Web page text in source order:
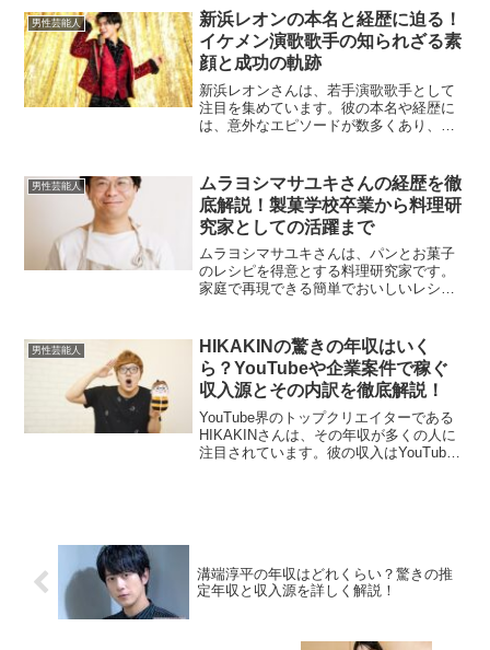
ご紹介します。再婚相手はどんな人？ビ
ートたけしさんの再婚...
男性芸能人
新浜レオンの本名と経歴に迫る！
イケメン演歌歌手の知られざる素
顔と成功の軌跡
新浜レオンさんは、若手演歌歌手として
注目を集めています。彼の本名や経歴に
は、意外なエピソードが数多くあり、彼
での経歴、学生時代の活動、そして歌手
としての活躍まで詳しくご...
男性芸能人
ムラヨシマサユキさんの経歴を徹
底解説！製菓学校卒業から料理研
究家としての活躍まで
ムラヨシマサユキさんは、パンとお菓子
のレシピを得意とする料理研究家です。
家庭で再現できる簡単でおいしいレシピ
て深掘りして解説します。製菓学校卒業
後のキャリアは？ムラヨシ...
男性芸能人
HIKAKINの驚きの年収はいく
ら？YouTubeや企業案件で稼ぐ
収入源とその内訳を徹底解説！
YouTube界のトップクリエイターである
HIKAKINさんは、その年収が多くの人に
注目されています。彼の収入はYouTube
溝端淳平の年収はどれくらい？驚きの推
定年収と収入源を詳しく解説！